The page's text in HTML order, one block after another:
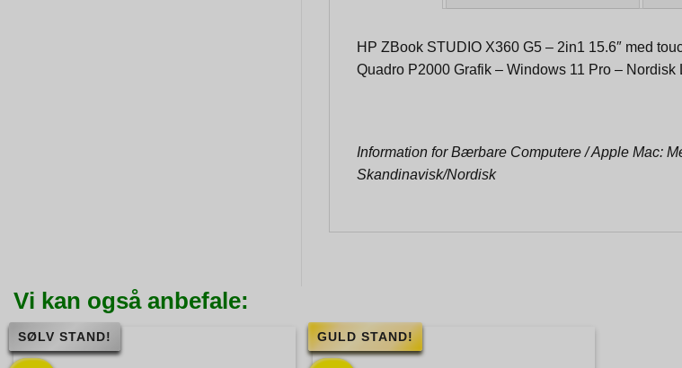
HP ZBook STUDIO X360 G5 – 2in1 15.6″ med
Quadro P2000 Grafik – Windows 11 Pro – Nordisk
Information for Bærbare Computere / Apple Mac:
Skandinavisk/Nordisk
Vi kan også anbefale:
SØLV STAND! GULD STAND!